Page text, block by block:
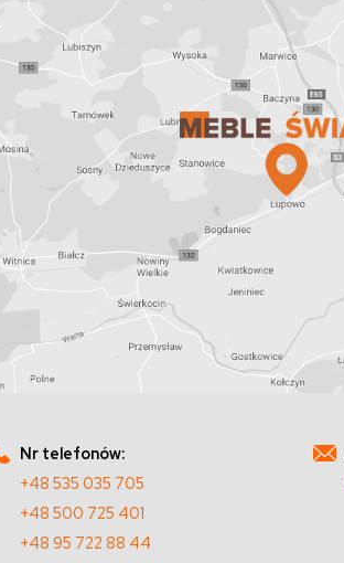
Nr telefonów:
+48 535 035 705
+48 500 725 401
+48 95 722 88 44